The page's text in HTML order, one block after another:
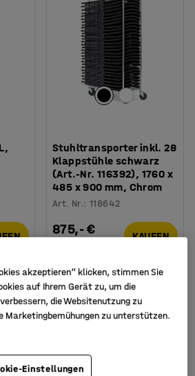
Stuhltransporter inkl. 28
Klappstühle schwarz
(Art.-Nr. 116392), 1760 x
485 x 900 mm, Chrom
Art. Nr.:118642
875,- € KAUFEN
akzeptieren“ klicken, stimmen Sie
auf Ihrem Gerät zu, um die
die Websitenutzung zu
Marketingbemühungen zu unterstützen.
Einstellungen